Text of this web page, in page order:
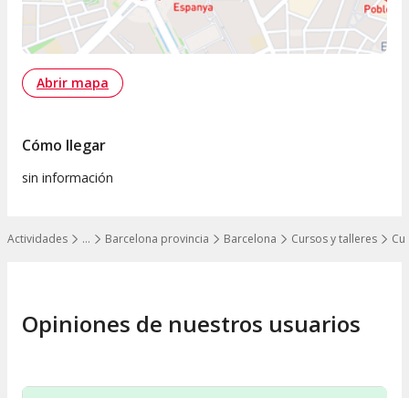
…
Mostrar todos los niveles
Actividades Barcelona provincia Barcelona Cursos y talleres
Abrir mapa
Cómo llegar
sin información
Opiniones de nuestros usuarios